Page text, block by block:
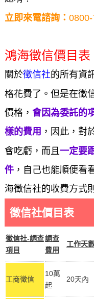
立即來電諮詢：
鴻海徵信價目表
關於徵信社的所有資
格花費了。但是在徵
價格， 會因為委託的
樣的費用 ，因此，對
會吃虧，而且 一定要
件，自己也能順便看
海徵信社的收費方式
徵信社價目表
徵信社-調查
項目
調查
費用
工作天
工商徵信
10萬
起
20天內